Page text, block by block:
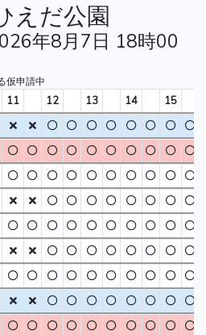
えだ公園
年8月7日 18時00
仮申請中
11 12 13 14 15